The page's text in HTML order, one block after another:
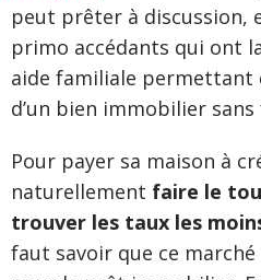
peut prêter à discussion,
primo accédants qui ont
aide familiale permettant
d’un bien immobilier
Pour payer sa maison à
naturellement faire le
trouver les taux les
faut savoir que ce